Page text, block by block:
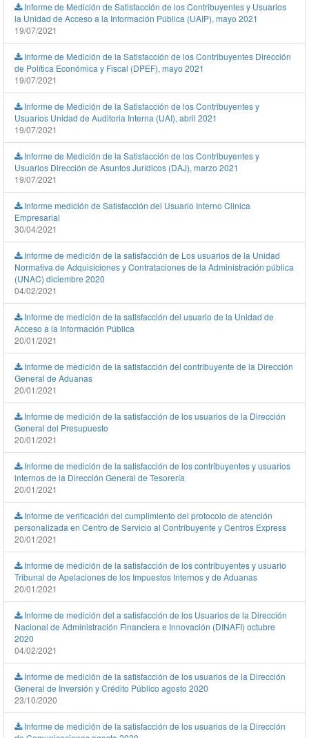
Informe de Medición de Satisfacción de los Contribuyentes y Usuarios
la Unidad de Acceso a la Información Pública (UAIP), mayo 2021
19/07/2021
Informe de Medición de la Satisfacción de los Contribuyentes Dirección
de Política Económica y Fiscal (DPEF), mayo 2021
19/07/2021
Informe de Medición de la Satisfacción de los Contribuyentes y
Usuarios Unidad de Auditoria Interna (UAI), abril 2021
19/07/2021
Informe de Medición de la Satisfacción de los Contribuyentes y
Usuarios Dirección de Asuntos Jurídicos (DAJ), marzo 2021
19/07/2021
Informe medición de Satisfacción del Usuario Interno Clinica
Empresarial
30/04/2021
Informe de medición de la satisfacción de Los usuarios de la Unidad
Normativa de Adquisiciones y Contrataciones de la Administración pública
(UNAC) diciembre 2020
04/02/2021
Informe de medición de la satisfacción del usuario de la Unidad de
Acceso a la Información Pública
20/01/2021
Informe de medición de la satisfacción del contribuyente de la Dirección
General de Aduanas
20/01/2021
Informe de medición de la satisfacción de los usuarios de la Dirección
General del Presupuesto
20/01/2021
Informe de medición de la satisfacción de los contribuyentes y usuarios
internos de la Dirección General de Tesorería
20/01/2021
Informe de verificación del cumplimiento del protocolo de atención
personalizada en Centro de Servicio al Contribuyente y Centros Express
20/01/2021
Informe de medición de la satisfacción de los contribuyentes y usuario
Tribunal de Apelaciones de los Impuestos Internos y de Aduanas
20/01/2021
Informe de medición del a satisfacción de los Usuarios de la Dirección
Nacional de Administración Financiera e Innovación (DINAFI) octubre
2020
04/02/2021
Informe de medición de la satisfacción de los usuarios de la Dirección
General de Inversión y Crédito Público agosto 2020
23/10/2020
Informe de medición de la satisfacción de los usuarios de la Dirección